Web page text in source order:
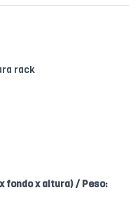
rack
fondo x altura) / Peso: